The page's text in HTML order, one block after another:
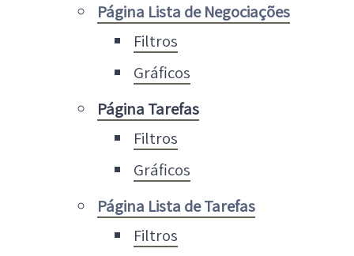
Página Lista de Negociações
Filtros
Gráficos
Página Tarefas
Filtros
Gráficos
Página Lista de Tarefas
Filtros